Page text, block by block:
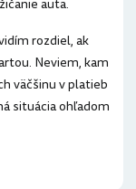
auta.
rozdiel, ak
Neviem, kam
väčšinu v platieb
situácia ohľadom